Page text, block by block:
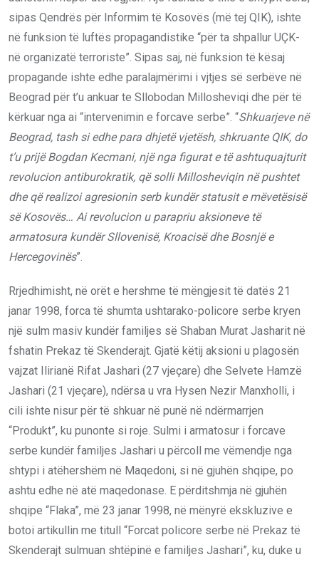
sipas Qendrës për Informim të Kosovës (më tej QIK), ishte
në funksion të luftës propagandistike “për ta shpallur UÇK-
në organizatë terroriste”. Sipas saj, në funksion të kësaj
propagande ishte edhe paralajmërimi i vjtjes së serbëve në
Beograd për t’u ankuar te Sllobodan Millosheviqi dhe për të
kërkuar nga ai “intervenimin e forcave serbe”. “Shkuarjeve në
Beograd, tash si edhe para dhjetë vjetësh, shkruante QIK, do
t’u prijë Bogdan Kecmani, një nga figurat e të ashtuquajturit
revolucion antiburokratik, që solli Millosheviqin në pushtet
dhe që realizoi agresionin serb kundër statusit e mëvetësisë
së Kosovës… Ai revolucion u parapriu aksioneve të
armatosura kundër Sllovenisë, Kroacisë dhe Bosnjë e
Hercegovinës”.
Rrjedhimisht, në orët e hershme të mëngjesit të datës 21
janar 1998, forca të shumta ushtarako-policore serbe kryen
një sulm masiv kundër familjes së Shaban Murat Jasharit në
fshatin Prekaz të Skenderajt. Gjatë këtij aksioni u plagosën
vajzat Ilirianë Rifat Jashari (27 vjeçare) dhe Selvete Hamzë
Jashari (21 vjeçare), ndërsa u vra Hysen Nezir Manxholli, i
cili ishte nisur për të shkuar në punë në ndërmarrjen
“Produkt”, ku punonte si roje. Sulmi i armatosur i forcave
serbe kundër familjes Jashari u përcoll me vëmendje nga
shtypi i atëhershëm në Maqedoni, si në gjuhën shqipe, po
ashtu edhe në atë maqedonase. E përditshmja në gjuhën
shqipe “Flaka”, më 23 janar 1998, në mënyrë ekskluzive e
botoi artikullin me titull “Forcat policore serbe në Prekaz të
Skenderajt sulmuan shtëpinë e familjes Jashari”, ku, duke u